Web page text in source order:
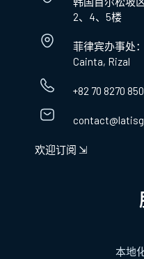
2、4、5楼
菲律宾办事处
Cainta, Rizal
+82 70 8270
欢迎订阅 ⇲
本地